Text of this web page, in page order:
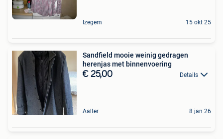
Izegem 15 okt 25
Sandfield mooie weinig gedragen
herenjas met binnenvoering
€ 25,00 Details
Aalter 8 jan 26